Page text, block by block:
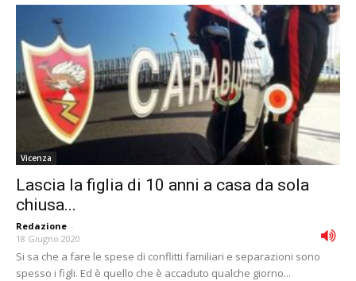
Vicenza
Lascia la figlia di 10 anni a casa da sola
chiusa...
Redazione -
18 Giugno 2020
Si sa che a fare le spese di conflitti familiari e separazioni sono
spesso i figli. Ed è quello che è accaduto qualche giorno...